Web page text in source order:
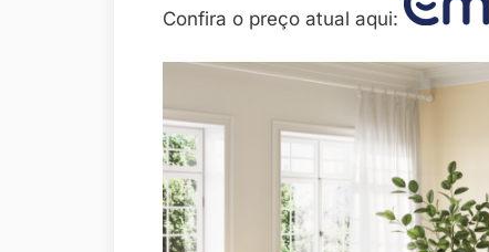
Confira o preço atual aqui: